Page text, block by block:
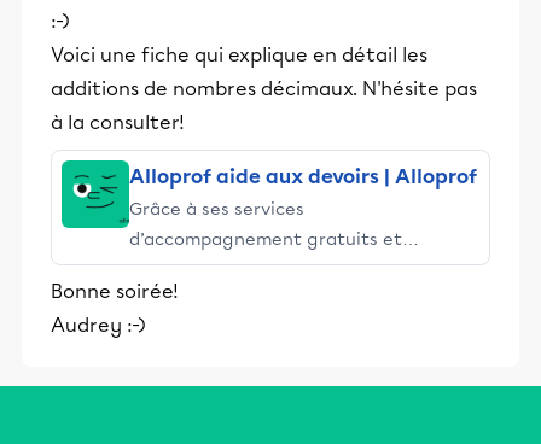
:-)
Voici une fiche qui explique en détail les
additions de nombres décimaux. N'hésite pas
à la consulter!
Alloprof aide aux devoirs | Alloprof
Grâce à ses services
d’accompagnement gratuits et
stimulants, Alloprof engage les élèves
et leurs parents dans la réussite
éducative.
Bonne soirée!
Audrey :-)